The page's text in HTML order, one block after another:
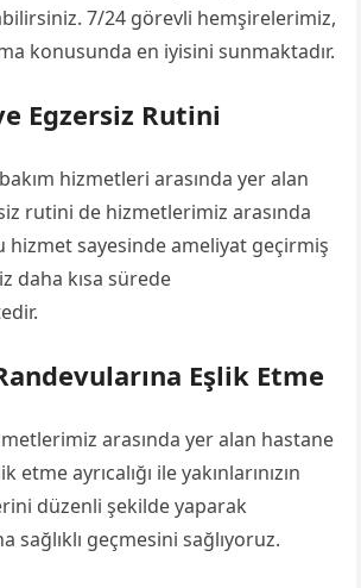
7/24 görevli hemşirelerimiz,
konusunda en iyisini sunmaktadır.
Egzersiz Rutini
hizmetleri arasında yer alan
rutini de hizmetlerimiz arasında
hizmet sayesinde ameliyat geçirmiş
daha kısa sürede
Eşlik Etme
arasında yer alan hastane
etme ayrıcalığı ile yakınlarınızın
düzenli şekilde yaparak
sağlıklı geçmesini sağlıyoruz.